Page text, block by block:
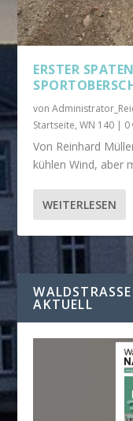
ERSTER
von
Startseite,WN 140 | 0
Von Reinhard
kühlen Wind, aber
WEITERLESEN
KTUELL